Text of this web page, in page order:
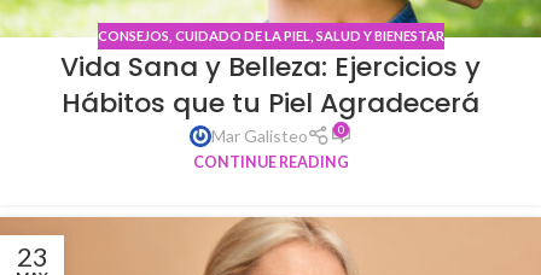
CONSEJOS CUIDADO DE LA PIEL SALUD Y BIENESTAR
Vida Sana y Belleza: Ejercicios y
Hábitos que tu Piel Agradecerá
Mar Galisteo 0
CONTINUE READING
23